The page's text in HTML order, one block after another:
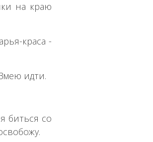
на краю
краса -
идти.
биться со